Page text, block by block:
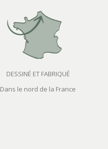
DESSINÉ ET FABRIQUÉ
Dans le nord de la France